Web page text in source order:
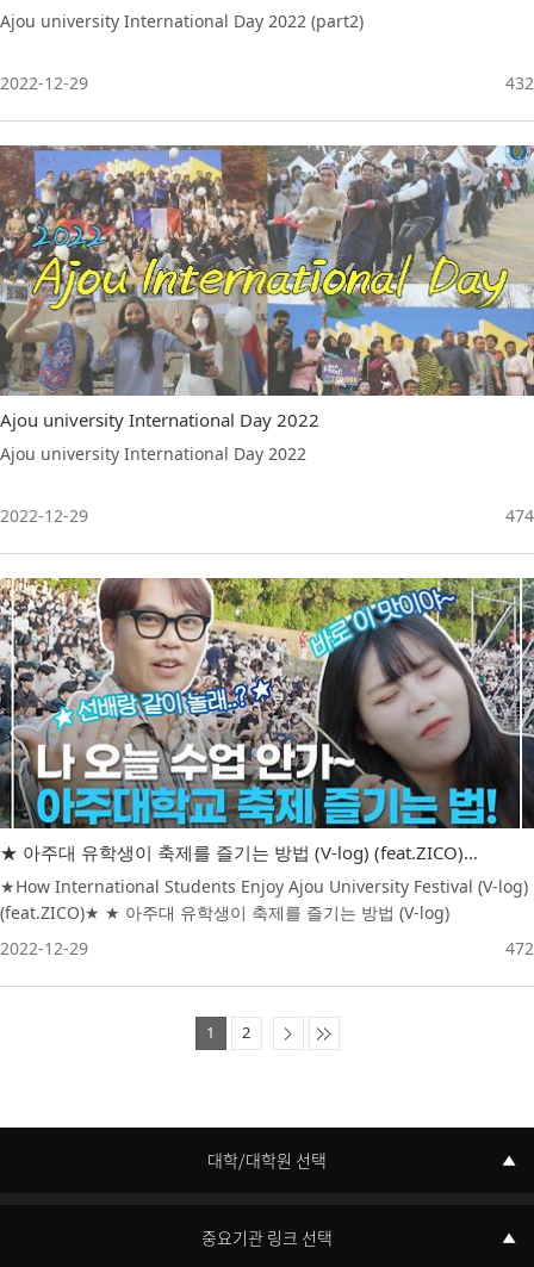
Ajou university International Day 2022 (part2)
2022-12-29 432
Ajou university International Day 2022
Ajou university International Day 2022
2022-12-29 474
★ 아주대 유학생이 축제를 즐기는 방법 (V-log) (feat.ZICO)★ How International Students Enjoy Ajou University Festival (V-log)(feat.ZICO)
★How International Students Enjoy Ajou University Festival (V-log)
(feat.ZICO)★ ★ 아주대 유학생이 축제를 즐기는 방법 (V-log)
(feat.ZICO)★ Enjoy Ajou!
2022-12-29 472
1 2
대학/대학원 선택
중요기관 링크 선택